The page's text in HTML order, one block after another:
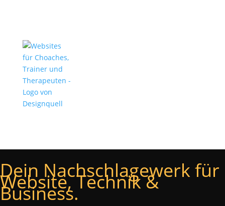
Dein Nachschlagewerk für
Website, Technik &
Business.